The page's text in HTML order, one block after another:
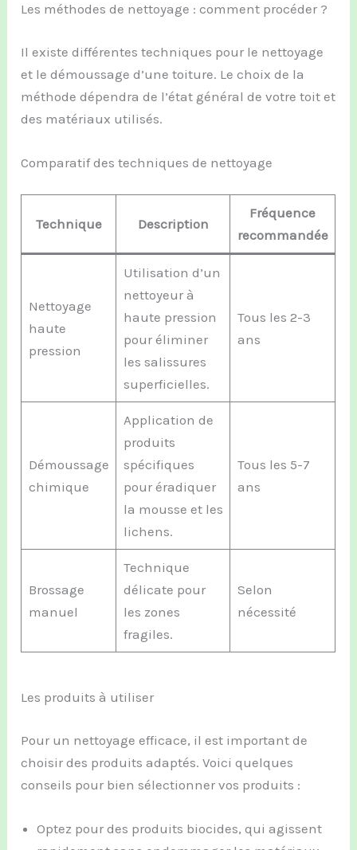
Les méthodes de nettoyage : comment procéder ?
Il existe différentes techniques pour le nettoyage
et le démoussage d’une toiture. Le choix de la
méthode dépendra de l’état général de votre toit et
des matériaux utilisés.
Comparatif des techniques de nettoyage
Technique Description
Fréquence
recommandée
Nettoyage
haute
pression
Utilisation d’un
nettoyeur à
haute pression
pour éliminer
les salissures
superficielles.
Tous les 2-3
ans
Démoussage
chimique
Application de
produits
spécifiques
pour éradiquer
la mousse et les
lichens.
Tous les 5-7
ans
Brossage
manuel
Technique
délicate pour
les zones
fragiles.
Selon
nécessité
Les produits à utiliser
Pour un nettoyage efficace, il est important de
choisir des produits adaptés. Voici quelques
conseils pour bien sélectionner vos produits :
Optez pour des produits biocides, qui agissent